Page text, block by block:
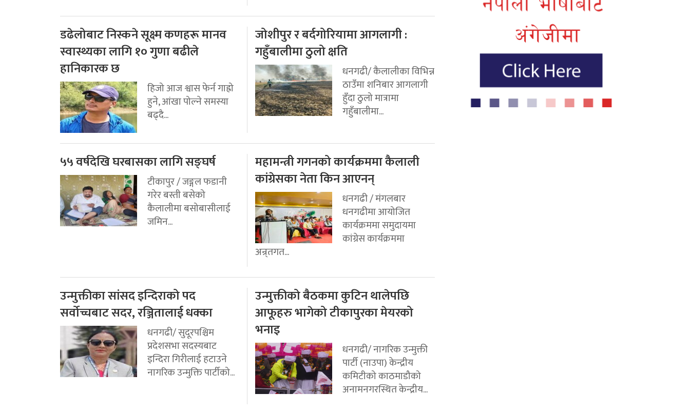
डढेलोबाट निस्कने सूक्ष्म कणहरू मानव
स्वास्थ्यका लागि १० गुणा बढीले
हानिकारक छ
हिजो आज श्वास फेर्न गाह्रो
हुने, आंखा पोल्ने समस्या
बढ्दै...
जोशीपुर र बर्दगोरियामा आगलागी :
गहुँबालीमा ठुलो क्षति
धनगढी/ कैलालीका विभिन्न
ठाउँमा शनिबार आगलागी
हुँदा ठुलो मात्रामा
गहुँबालीमा...
५५ वर्षदेखि घरबासका लागि सङ्घर्ष
टीकापुर / जङ्गल फडानी
गरेर बस्ती बसेको
कैलालीमा बसोबासीलाई
जमिन...
महामन्त्री गगनको कार्यक्रममा कैलाली
कांग्रेसका नेता किन आएनन्
धनगढी / मंगलबार
धनगढीमा आयोजित
कार्यक्रममा समुदायमा
कांग्रेस कार्यक्रममा
अन्र्तगत...
उन्मुक्तीका सांसद इन्दिराको पद
सर्वोच्चबाट सदर, रञ्जितालाई धक्का
धनगढी/ सुदूरपश्चिम
प्रदेशसभा सदस्यबाट
इन्दिरा गिरीलाई हटाउने
नागरिक उन्मुक्ति पार्टीको...
उन्मुक्तीको बैठकमा कुटिन थालेपछि
आफूहरु भागेको टीकापुरका मेयरको
भनाइ
धनगढी/ नागरिक उन्मुक्ती
पार्टी (नाउपा) केन्द्रीय
कमिटीको काठमाडौको
अनामनगरस्थित केन्द्रीय...